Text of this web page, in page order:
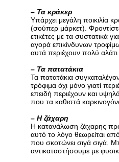
– Τα κράκερ
Υπάρχει μεγάλη ποικιλία
(σούπερ μάρκετ).
ετικέτες με τα συστατικά
αγορά επικίνδυνων
αυτά περιέχουν πολύ αλάτι
– Τα πατατάκια
Τα πατατάκια
τρόφιμα όχι μόνο γιατί
επειδή περιέχουν και
που τα καθιστά
– Η ζάχαρη
Η κατανάλωση ζάχαρης
αυτό το λόγο θεωρείται
που σκοτώνει σιγά σιγά.
αντικαταστήσουμε με